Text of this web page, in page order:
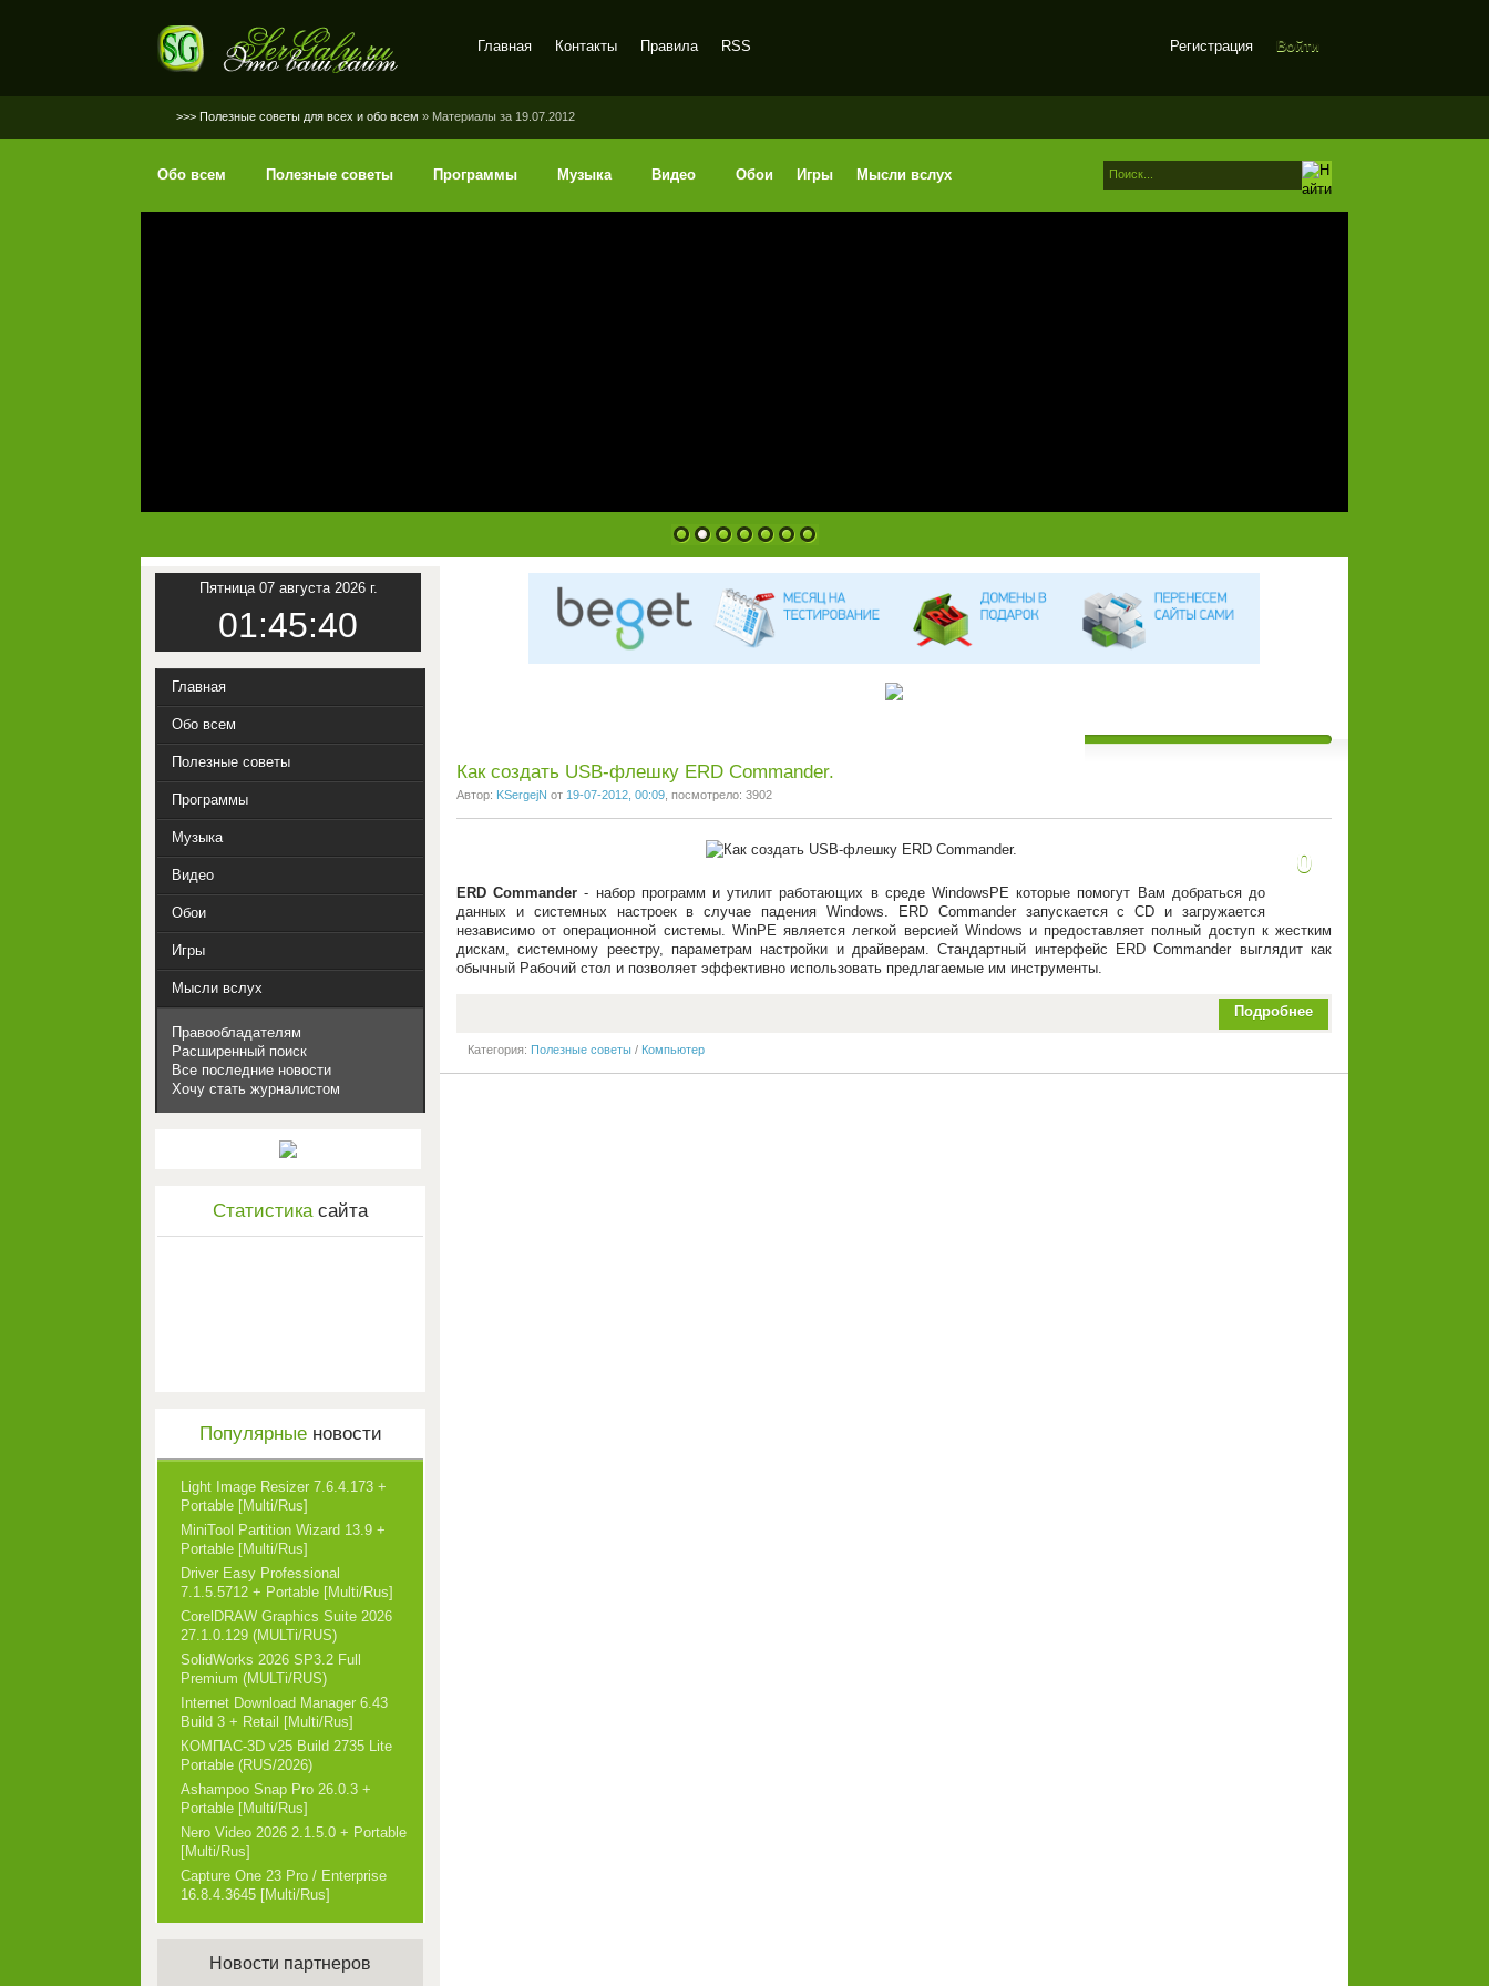
Регистрация Войти
Главная Контакты Правила RSS
>>> Полезные советы для всех и обо всем » Материалы за 19.07.2012
Обо всем Полезные советы Программы Музыка Видео Обои Игры Мысли вслух
1 2 3 4 5 6 7
Как создать USB-флешку ERD Commander.
Автор: KSergejN от 19-07-2012, 00:09 , посмотрело: 3902
0
ERD Commander - набор программ и утилит работающих в среде WindowsPE которые помогут Вам добраться до
данных и системных настроек в случае падения Windows. ERD Commander запускается с CD и загружается
независимо от операционной системы. WinPE является легкой версией Windows и предоставляет полный доступ к жестким
дискам, системному реестру, параметрам настройки и драйверам. Стандартный интерфейс ERD Commander выглядит как
обычный Рабочий стол и позволяет эффективно использовать предлагаемые им инструменты.
Подробнее
Категория: Полезные советы / Компьютер
Пятница 07 августа 2026 г.
01:45:40
Главная
Обо всем
Полезные советы
Программы
Музыка
Видео
Обои
Игры
Мысли вслух
Правообладателям
Расширенный поиск
Все последние новости
Хочу стать журналистом
Статистикасайта
Популярныеновости
Light Image Resizer 7.6.4.173 +
Portable [Multi/Rus]
MiniTool Partition Wizard 13.9 +
Portable [Multi/Rus]
Driver Easy Professional
7.1.5.5712 + Portable [Multi/Rus]
CorelDRAW Graphics Suite 2026
27.1.0.129 (MULTi/RUS)
SolidWorks 2026 SP3.2 Full
Premium (MULTi/RUS)
Internet Download Manager 6.43
Build 3 + Retail [Multi/Rus]
КОМПАС-3D v25 Build 2735 Lite
Portable (RUS/2026)
Ashampoo Snap Pro 26.0.3 +
Portable [Multi/Rus]
Nero Video 2026 2.1.5.0 + Portable
[Multi/Rus]
Capture One 23 Pro / Enterprise
16.8.4.3645 [Multi/Rus]
Новости партнеров